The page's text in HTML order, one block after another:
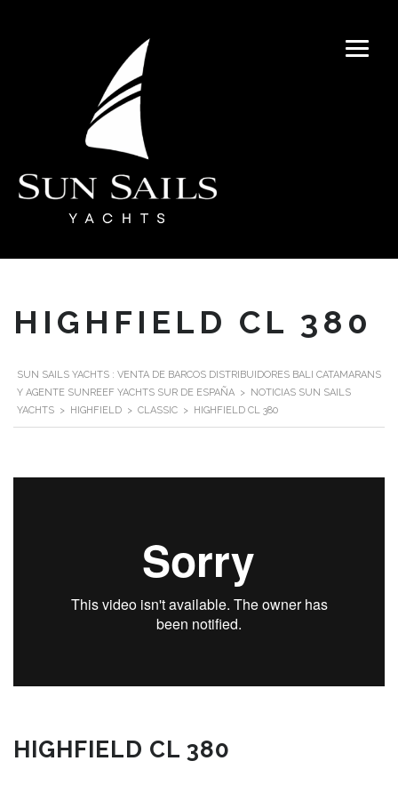
HIGHFIELD CL 380
SUN SAILS YACHTS : VENTA DE BARCOS DISTRIBUIDORES BALI CATAMARANS
Y AGENTE SUNREEF YACHTS SUR DE ESPAÑA >
NOTICIAS SUN SAILS
YACHTS > HIGHFIELD > CLASSIC > HIGHFIELD CL 380
HIGHFIELD CL 380